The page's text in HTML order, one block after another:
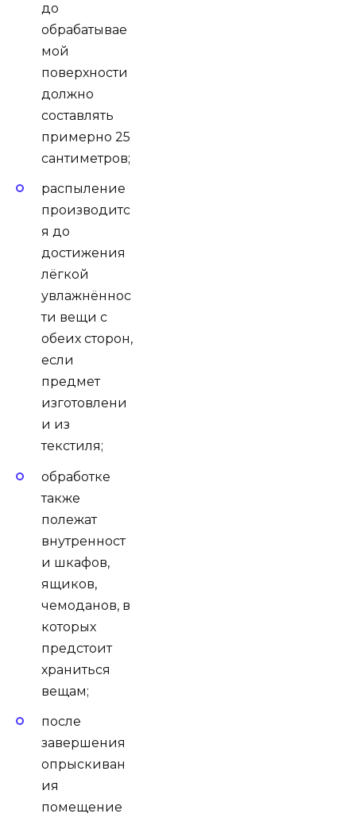
до
обрабатывае
мой
поверхности
должно
составлять
примерно 25
сантиметров;
распыление
производитс
я до
достижения
лёгкой
увлажнённос
ти вещи с
обеих сторон,
если
предмет
изготовлени
и из
текстиля;
обработке
также
полежат
внутренност
и шкафов,
ящиков,
чемоданов, в
которых
предстоит
храниться
вещам;
после
завершения
опрыскиван
ия
помещение